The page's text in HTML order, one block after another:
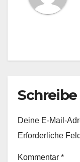
Deine E-Mail-
Erforderliche
Kommentar *